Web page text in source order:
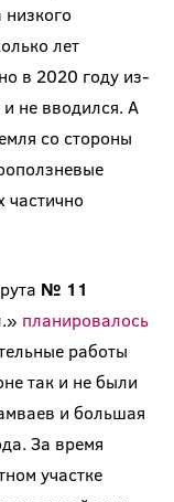
низкого
лет
в 2020 году из-
не вводился. А
со стороны
частично
№ 11
планировалось
работы
так и не были
и большая
За время
участке